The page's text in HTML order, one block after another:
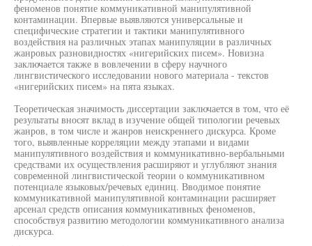
феноменов понятие коммуникативной манипулятивной
контаминации. Впервые выявляются универсальные и
специфические стратегии и тактики манипулятивного
воздействия на различных этапах манипуляции в различных
жанровых разновидностях «нигерийских писем». Новизна
заключается также в вовлечении в сферу научного
лингвистического исследовании нового материала - текстов
«нигерийских писем» на пята языках.
Теоретическая значимость диссертации заключается в том, что её
результаты вносят вклад в изучение общей типологии речевых
жанров, в том числе и жанров неискреннего дискурса. Кроме
того, выявленные корреляции между этапами и видами
манипулятивного воздействия и коммуникативно-вербальными
средствами их осуществления расширяют и углубляют знания
современной лингвистической теории о коммуникативном
потенциале языковых/речевых единиц. Вводимое понятие
коммуникативной манипулятивной контаминации расширяет
арсенал средств описания коммуникативных феноменов,
способствуя развитию методологии коммуникативного анализа
дискурса.